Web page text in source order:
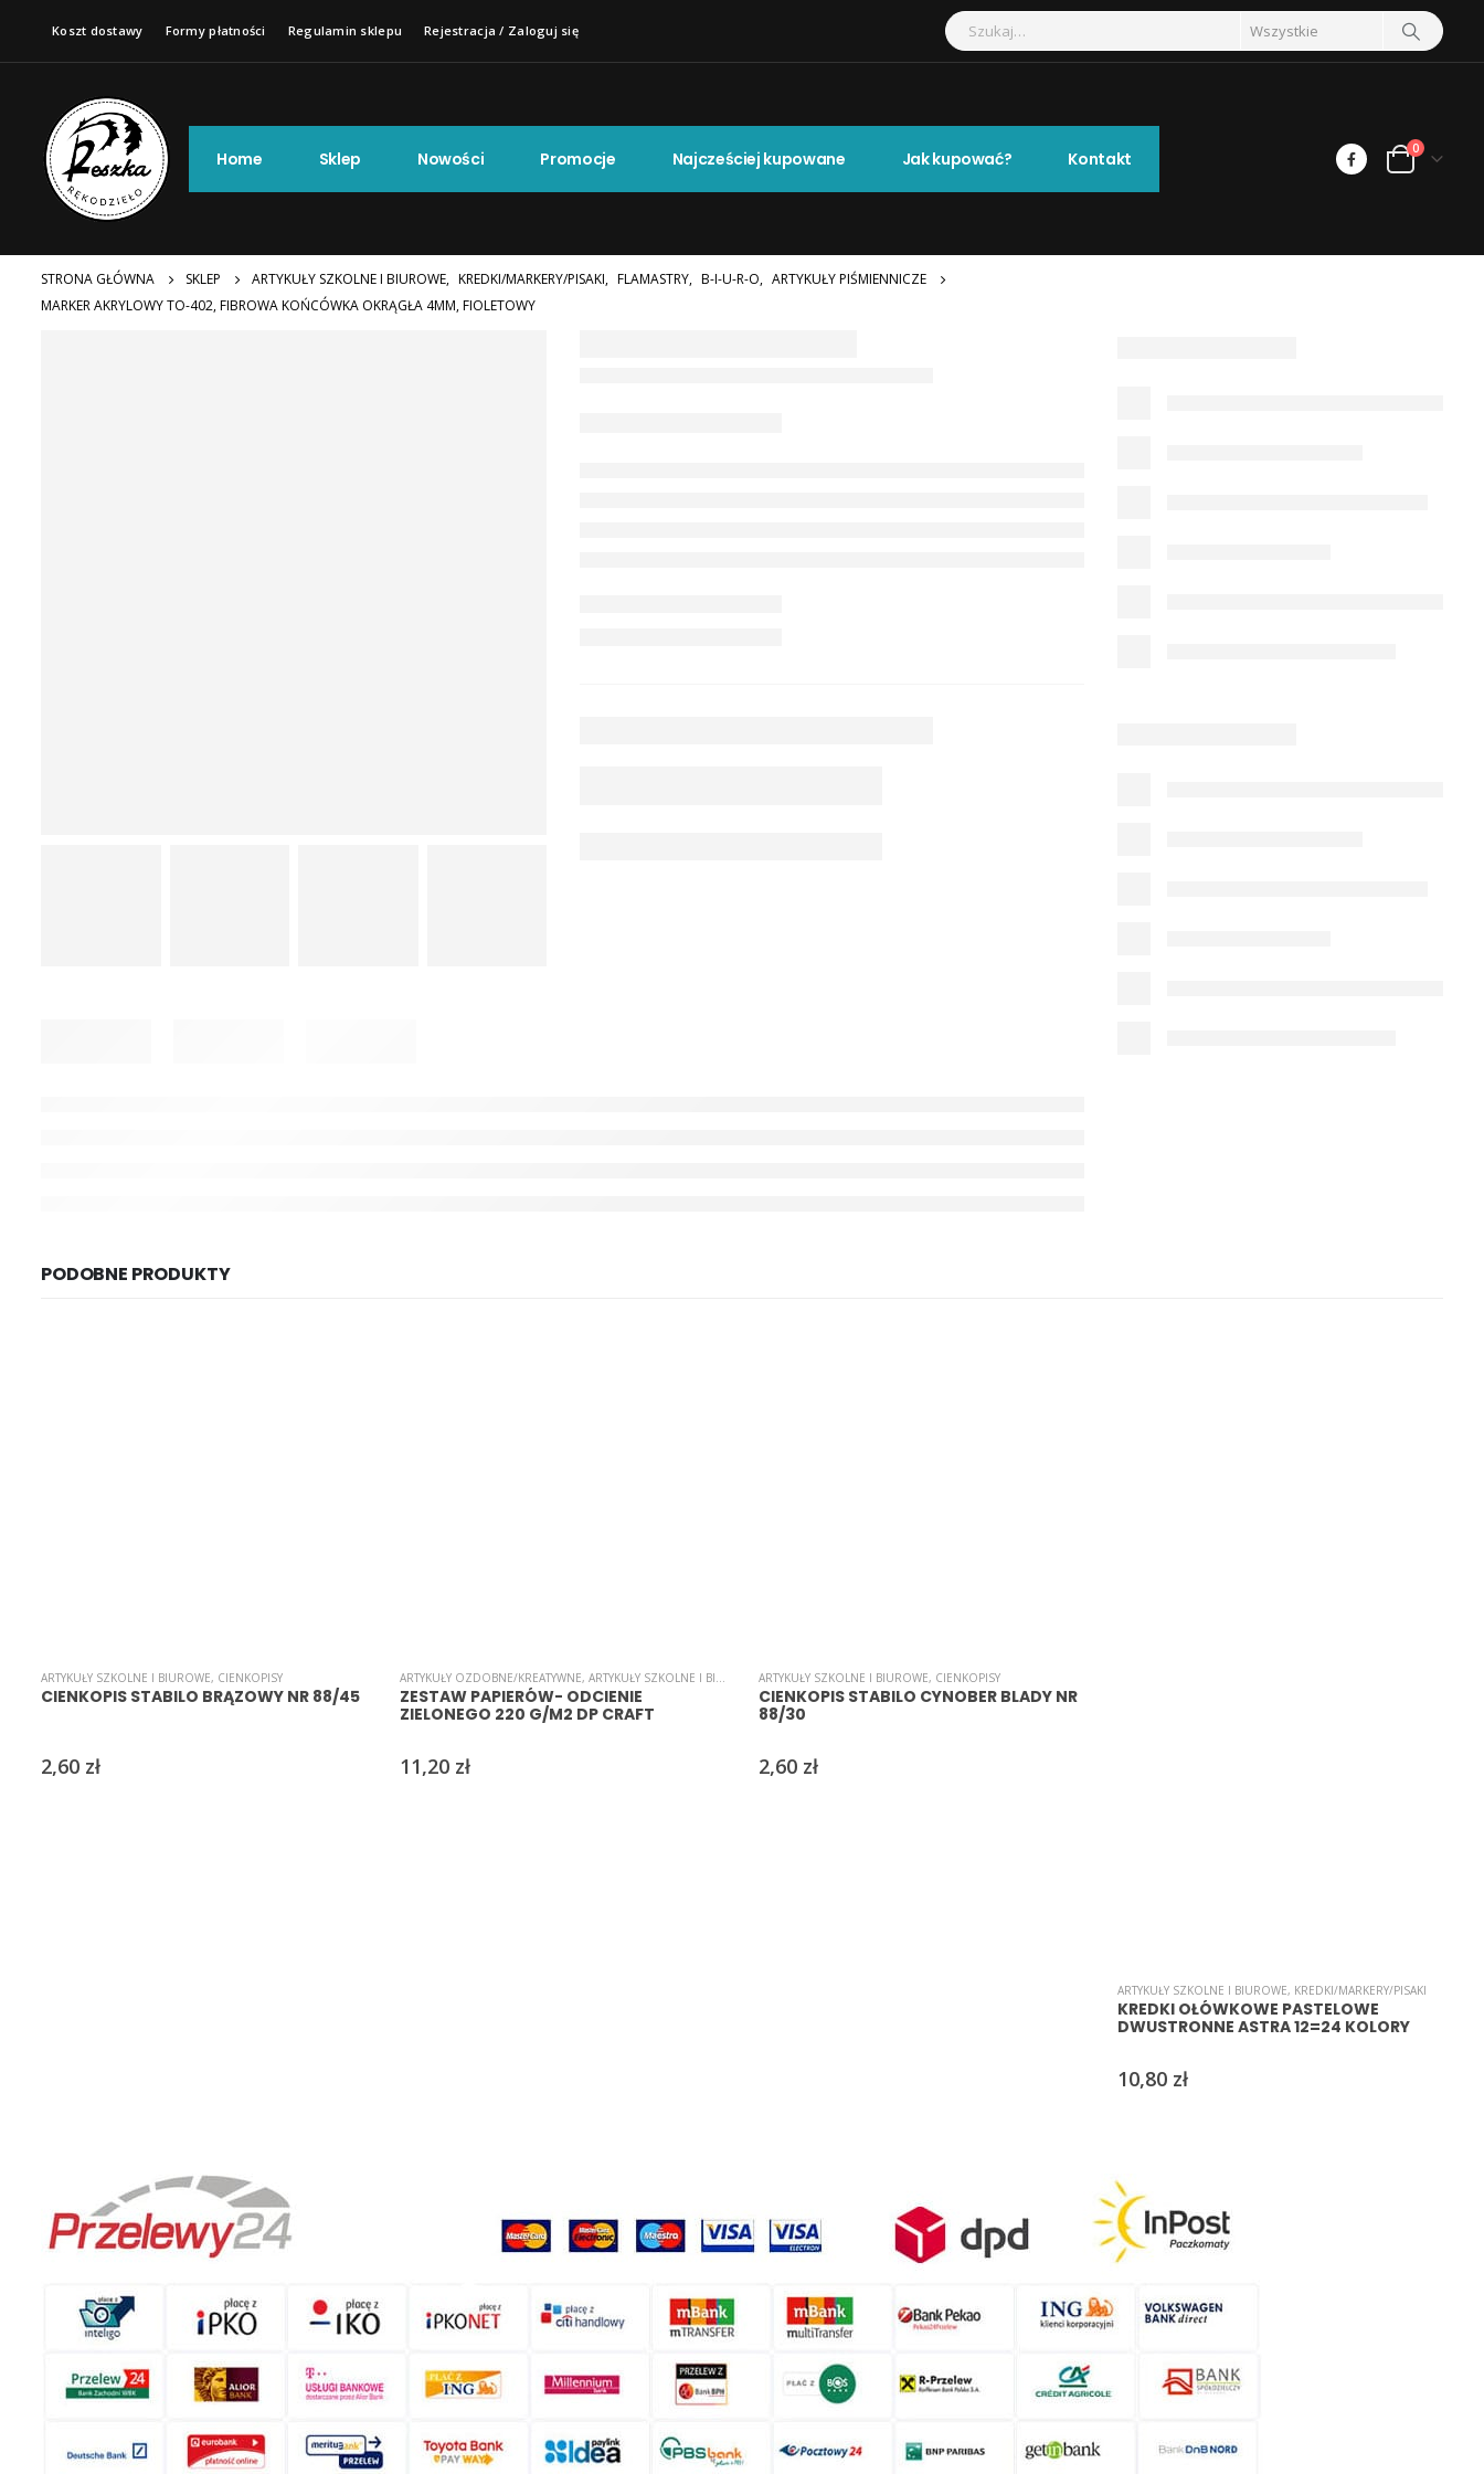
Koszt dostawy Formy płatności Regulamin sklepu Rejestracja / Zaloguj się
Home Sklep Nowości Promocje Najcześciej kupowane Jak kupować? Kontakt 0
STRONA GŁÓWNA SKLEP ARTYKUŁY SZKOLNE I BIUROWE, KREDKI/MARKERY/PISAKI, FLAMASTRY, B-I-U-R-O, ARTYKUŁY PIŚMIENNICZE
MARKER AKRYLOWY TO-402, FIBROWA KOŃCÓWKA OKRĄGŁA 4MM, FIOLETOWY
PODOBNE PRODUKTY
ARTYKUŁY SZKOLNE I BIUROWE, CIENKOPISY
CIENKOPIS STABILO BRĄZOWY NR 88/45
2,60 zł
ARTYKUŁY OZDOBNE/KREATYWNE, ARTYKUŁY SZKOLNE I BIUROWE ,BLOKI,PAPIER, PAPIERY/WYCINANKI
ZESTAW PAPIERÓW- ODCIENIE
ZIELONEGO 220 G/M2 DP CRAFT
11,20 zł
ARTYKUŁY SZKOLNE I BIUROWE, CIENKOPISY
CIENKOPIS STABILO CYNOBER BLADY NR
88/30
2,60 zł
ARTYKUŁY SZKOLNE I BIUROWE, KREDKI/MARKERY/PISAKI
KREDKI OŁÓWKOWE PASTELOWE
DWUSTRONNE ASTRA 12=24 KOLORY
10,80 zł